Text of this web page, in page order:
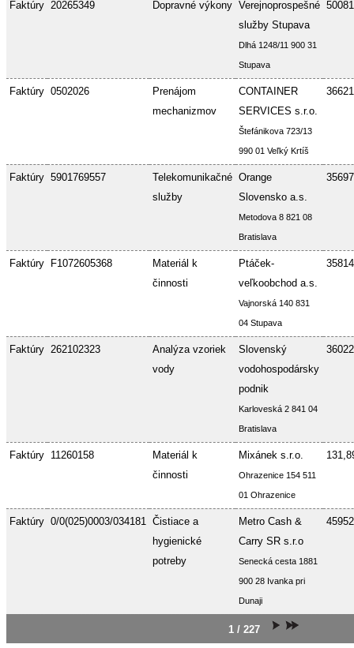
Faktúry 20265349 Dopravné výkony Verejnoprospešné
služby Stupava
Dlhá 1248/11 900 31
Stupava
Faktúry 0502026
Prenájom
mechanizmov
CONTAINER
SERVICES s.r.o.
Štefánikova 723/13
990 01 Veľký Krtíš
Faktúry 5901769557
Telekomunikačné
služby
Orange
Slovensko a.s.
Metodova 8 821 08
Bratislava
Faktúry F1072605368
Materiál k
činnosti
Ptáček-
veľkoobchod a.s.
Vajnorská 140 831
04 Stupava
Faktúry 262102323
Analýza vzoriek
vody
Slovenský
vodohospodársky
podnik
Karloveská 2 841 04
Bratislava
Faktúry 11260158
Materiál k
činnosti
Mixánek s.r.o.
Ohrazenice 154 511
01 Ohrazenice
Faktúry 0/0(025)0003/034181 Čistiace a
hygienické
potreby
Metro Cash &
Carry SR s.r.o
Senecká cesta 1881
900 28 Ivanka pri
Dunaji
1 / 227